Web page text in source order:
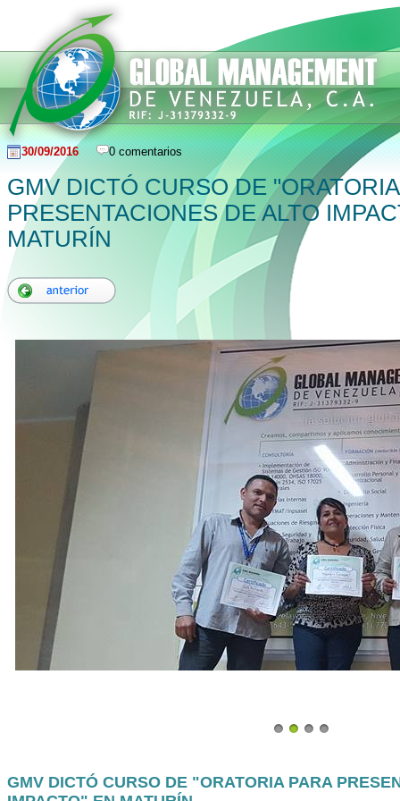
30/09/2016 0 comentarios
GMV DICTÓ CURSO DE
PRESENTACIONES DE ALTO
MATURÍN
GMV DICTÓ CURSO DE "ORATORIA PARA